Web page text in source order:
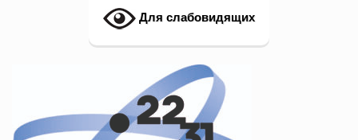
Для слабовидящих